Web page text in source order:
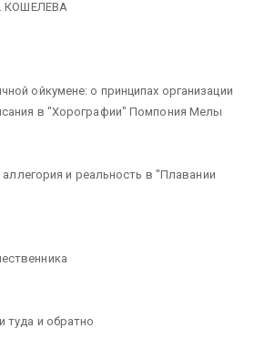
КОШЕЛЕВА
ойкумене: о принципах организации
в "Хорографии" Помпония Мелы
и реальность в "Плавании
туда и обратно